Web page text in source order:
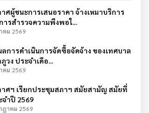
ศผู้ชนะการเสนอราคา จ้างเหมาบริการ
ารสำรวจความพึงพอใ...
คม 2569
การดำเนินการจัดซื้อจัดจ้าง ของเทศบาล
วง ประจำเดือ...
คม 2569
ศฯ เรียกประชุมสภาฯ สมัยสามัญ สมัยที่
จำปี 2569
ฎาคม 2569